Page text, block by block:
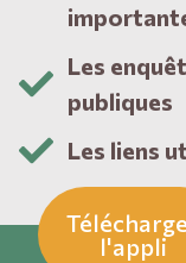
Les
publiques
Les liens
l'appli